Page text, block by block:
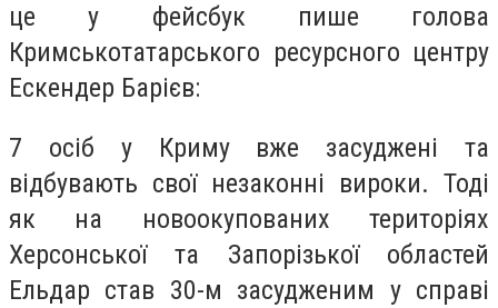
це у фейсбук пише голова
Кримськотатарського ресурсного центру
Ескендер Барієв:
7 осіб у Криму вже засуджені та
відбувають свої незаконні вироки. Тоді
як на новоокупованих територіях
Херсонської та Запорізької областей
Ельдар став 30-м засудженим у справі